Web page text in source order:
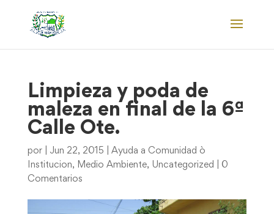
Limpieza y poda de
maleza en final de la 6ª
Calle Ote.
por Jun 22, 2015
Ayuda a Comunidad ò
Institucion, Medio Ambiente, Uncategorized
0
Comentarios